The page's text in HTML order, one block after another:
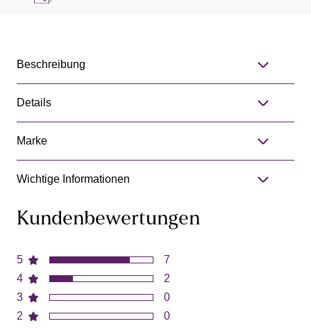
Beschreibung
Details
Marke
Wichtige Informationen
Kundenbewertungen
5
4
3
2
7
2
0
0